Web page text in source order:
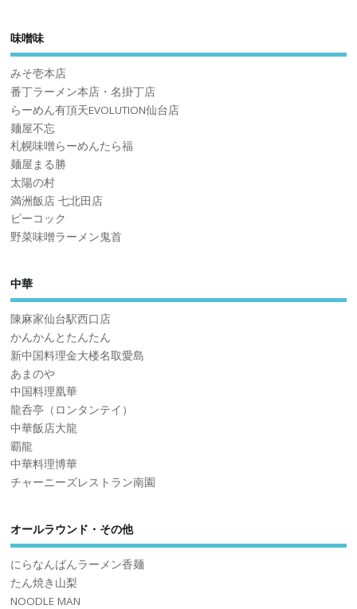
味噌味
みそ壱本店
番丁ラーメン本店・名掛丁店
らーめん有頂天EVOLUTION仙台店
麺屋不忘
札幌味噌らーめんたら福
麺屋まる勝
太陽の村
満洲飯店 七北田店
ピーコック
野菜味噌ラーメン鬼首
中華
陳麻家仙台駅西口店
かんかんとたんたん
新中国料理金大楼名取愛島
あまのや
中国料理凰華
龍呑亭（ロンタンテイ）
中華飯店大龍
覇龍
中華料理博華
チャーニーズレストラン南園
オールラウンド・その他
にらなんばんラーメン香麺
たん焼き山梨
NOODLE MAN